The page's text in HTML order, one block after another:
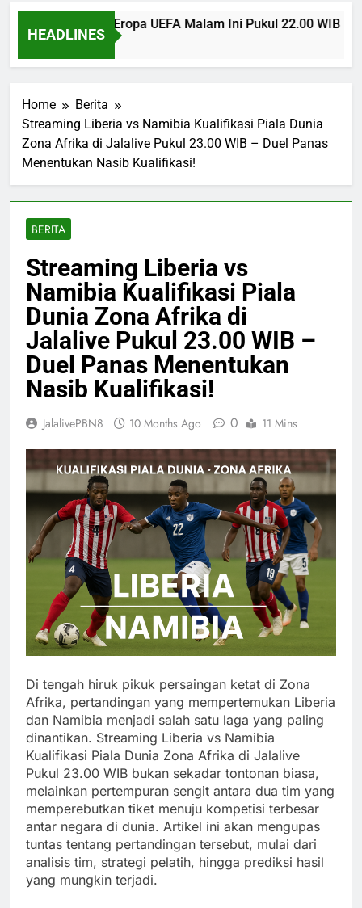
HEADLINES
U Craiova Liga Eropa UEFA Malam Ini Pukul 22.00 WIB
Home
Berita
Streaming Liberia vs Namibia Kualifikasi Piala Dunia
Zona Afrika di Jalalive Pukul 23.00 WIB – Duel Panas
Menentukan Nasib Kualifikasi!
BERITA
Streaming Liberia vs
Namibia Kualifikasi Piala
Dunia Zona Afrika di
Jalalive Pukul 23.00 WIB –
Duel Panas Menentukan
Nasib Kualifikasi!
JalalivePBN8 10 Months Ago 0 11 Mins
Di tengah hiruk pikuk persaingan ketat di Zona
Afrika, pertandingan yang mempertemukan Liberia
dan Namibia menjadi salah satu laga yang paling
dinantikan. Streaming Liberia vs Namibia
Kualifikasi Piala Dunia Zona Afrika di Jalalive
Pukul 23.00 WIB bukan sekadar tontonan biasa,
melainkan pertempuran sengit antara dua tim yang
memperebutkan tiket menuju kompetisi terbesar
antar negara di dunia. Artikel ini akan mengupas
tuntas tentang pertandingan tersebut, mulai dari
analisis tim, strategi pelatih, hingga prediksi hasil
yang mungkin terjadi.